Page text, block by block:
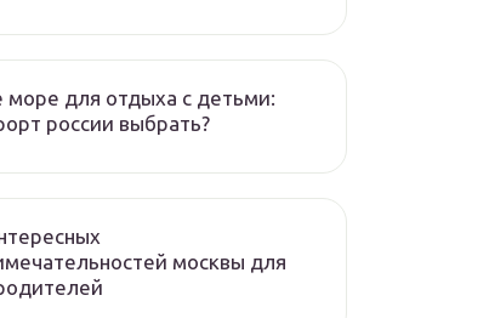
море для отдыха с детьми:
россии выбрать?
москвы для